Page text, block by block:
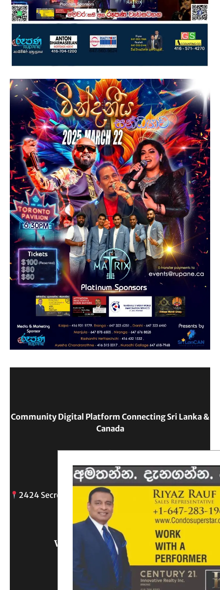
Community Digital Platform Connecting Sri Lanka &
Canada
Reach Out
2424 Secreto drive, Oshawa, ON
info@
Write Us What You Think